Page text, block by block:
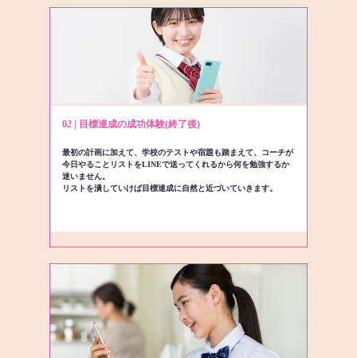
02 | 目標達成の成功体験(終了後)
最初の計画に加えて、学校のテストや宿題も踏まえて、コーチが
今日やることリストをLINEで送ってくれるから何を勉強するか
迷いません。
リストを潰していけば目標達成に自然と近づいていきます。